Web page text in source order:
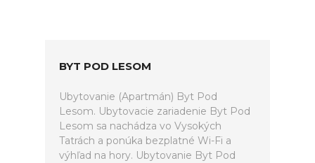
BYT POD LESOM
Ubytovanie (Apartmán) Byt Pod
Lesom. Ubytovacie zariadenie Byt Pod
Lesom sa nachádza vo Vysokých
Tatrách a ponúka bezplatné Wi-Fi a
výhľad na hory. Ubytovanie Byt Pod